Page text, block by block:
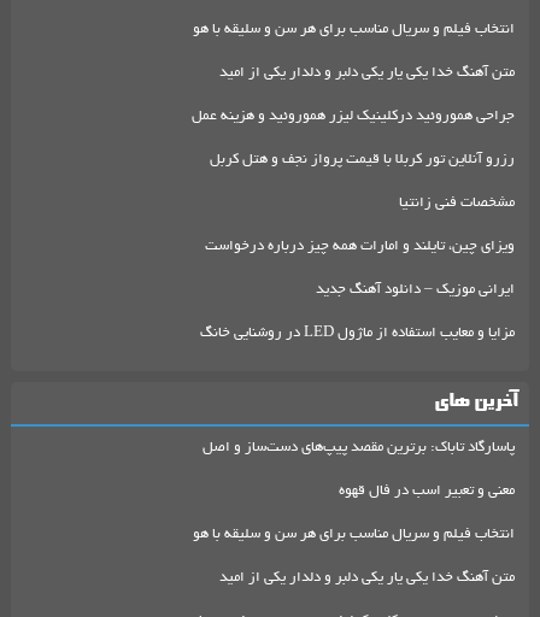
انتخاب فیلم و سریال مناسب برای هر سن و سلیقه با هو
متن آهنگ خدا یکی یار یکی دلبر و دلدار یکی از امید
جراحی هموروئید درکلینیک لیزر هموروئید و هزینه عمل
رزرو آنلاین تور کربلا با قیمت پرواز نجف و هتل کربل
مشخصات فنی زانتیا
ویزای چین، تایلند و امارات همه چیز درباره درخواست
ایرانی موزیک – دانلود آهنگ جدید
مزایا و معایب استفاده از ماژول LED در روشنایی خانگ
آخرین های
پاسارگاد تاباک: برترین مقصد پیپ‌های دست‌ساز و اصل
معنی و تعبیر اسب در فال قهوه
انتخاب فیلم و سریال مناسب برای هر سن و سلیقه با هو
متن آهنگ خدا یکی یار یکی دلبر و دلدار یکی از امید